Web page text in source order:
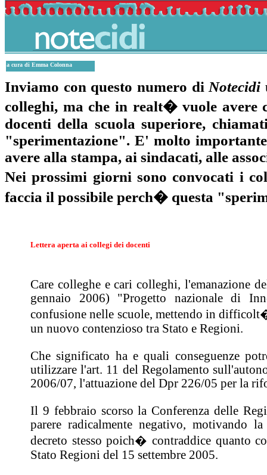
a cura di Emma Colonna
Inviamo con questo numero di Notecidi
colleghi, ma che in realt� vuole avere
docenti della scuola superiore,
"sperimentazione". E' molto
avere alla stampa, ai sindacati, alle
Nei prossimi giorni sono convocati i
faccia il possibile perch� questa
Lettera aperta ai collegi dei docenti
Care colleghe e cari colleghi, l'emanazione
gennaio 2006) "Progetto nazionale di
confusione nelle scuole, mettendo in
un nuovo contenzioso tra Stato e Regioni.
Che significato ha e quali conseguenze
utilizzare l'art. 11 del Regolamento
2006/07, l'attuazione del Dpr 226/05 per la
Il 9 febbraio scorso la Conferenza delle
parere radicalmente negativo, motivando
decreto stesso poich� contraddice quanto
Stato Regioni del 15 settembre 2005.